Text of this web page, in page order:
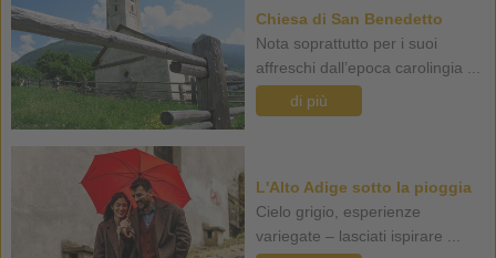
Chiesa di San Benedetto
Nota soprattutto per i suoi
affreschi dall’epoca carolingia ...
di più
L'Alto Adige sotto la pioggia
Cielo grigio, esperienze
variegate – lasciati ispirare ...